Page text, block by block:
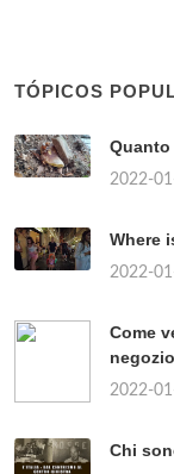
TÓPICOS
2022-
Where
2022-
Come
2022-
Chi